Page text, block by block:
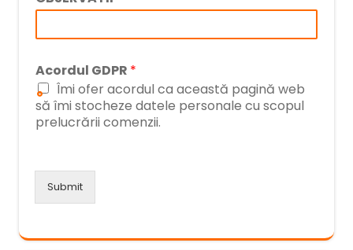
Acordul GDPR *
Îmi ofer acordul ca această pagină web
să îmi stocheze datele personale cu scopul
prelucrării comenzii.
Submit